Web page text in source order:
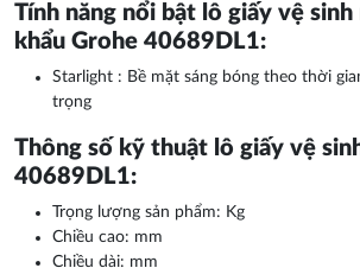
Tính năng nổi bật lô giấy vệ sinh
khẩu Grohe 40689DL1:
Starlight : Bề mặt sáng bóng theo thời
trọng
Thông số kỹ thuật lô giấy vệ
40689DL1:
Trọng lượng sản phẩm: Kg
Chiều cao: mm
Chiều dài: mm